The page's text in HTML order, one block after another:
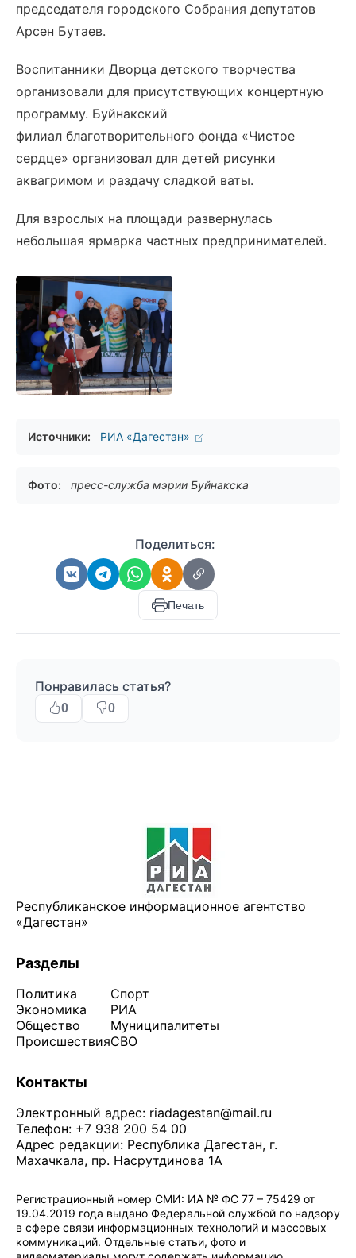
председателя городского Собрания депутатов
Арсен Бутаев.
Воспитанники Дворца детского творчества
организовали для присутствующих концертную
программу. Буйнакский
филиал благотворительного фонда «Чистое
сердце» организовал для детей рисунки
аквагримом и раздачу сладкой ваты.
Для взрослых на площади развернулась
небольшая ярмарка частных предпринимателей.
Источники: РИА «Дагестан»
Фото: пресс-служба мэрии Буйнакска
Поделиться:
Печать
Понравилась статья?
0 0
Республиканское информационное агентство
«Дагестан»
Разделы
Политика
Экономика
Общество
Происшествия
Спорт
РИА
Муниципалитеты
СВО
Контакты
Электронный адрес: riadagestan@mail.ru
Телефон: +7 938 200 54 00
Адрес редакции: Республика Дагестан, г.
Махачкала, пр. Насрутдинова 1А
Регистрационный номер СМИ: ИА № ФС 77 – 75429 от
19.04.2019 года выдано Федеральной службой по надзору
в сфере связи информационных технологий и массовых
коммуникаций. Отдельные статьи, фото и